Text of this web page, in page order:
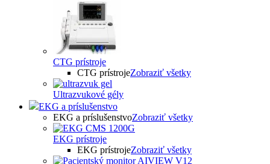
CTG prístroje
CTG prístrojeZobraziť všetky
Ultrazvukové gély
EKG a príslušenstvo
EKG a príslušenstvoZobraziť všetky
EKG prístroje
EKG prístrojeZobraziť všetky